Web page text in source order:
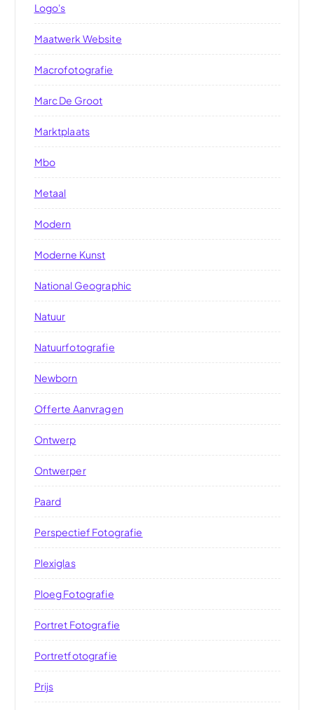
Logo's
Maatwerk Website
Macrofotografie
Marc De Groot
Marktplaats
Mbo
Metaal
Modern
Moderne Kunst
National Geographic
Natuur
Natuurfotografie
Newborn
Offerte Aanvragen
Ontwerp
Ontwerper
Paard
Perspectief Fotografie
Plexiglas
Ploeg Fotografie
Portret Fotografie
Portretfotografie
Prijs